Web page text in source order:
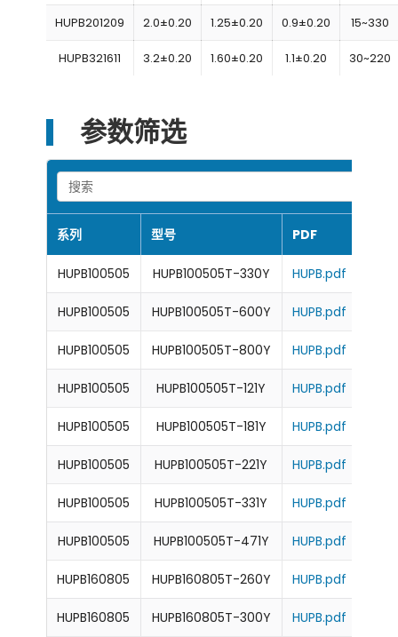
HUPB201209 2.0±0.20 1.25±0.20 0.9±0.20 15~330
HUPB321611 3.2±0.20 1.60±0.20 1.1±0.20 30~220
参数筛选
Search
系列 型号 PDF
HUPB100505 HUPB100505T-330Y HUPB.pdf
HUPB100505 HUPB100505T-600Y HUPB.pdf
HUPB100505 HUPB100505T-800Y HUPB.pdf
HUPB100505 HUPB100505T-121Y HUPB.pdf
HUPB100505 HUPB100505T-181Y HUPB.pdf
HUPB100505 HUPB100505T-221Y HUPB.pdf
HUPB100505 HUPB100505T-331Y HUPB.pdf
HUPB100505 HUPB100505T-471Y HUPB.pdf
HUPB160805 HUPB160805T-260Y HUPB.pdf
HUPB160805 HUPB160805T-300Y HUPB.pdf